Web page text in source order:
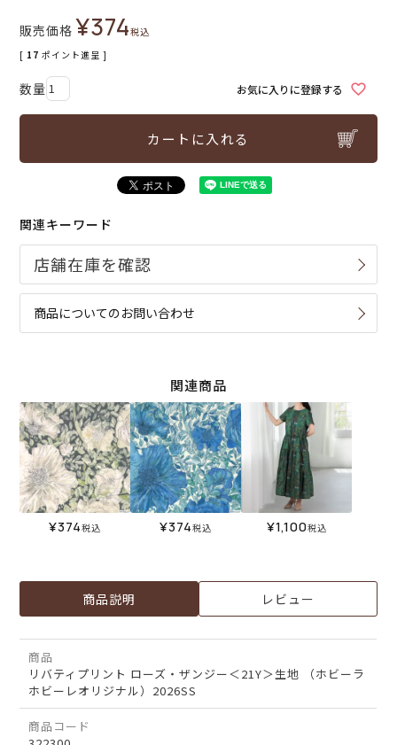
販売価格 ¥374税込
[ 17 ポイント進呈 ]
お気に入りに登録する
カートに入れる
関連キーワード
商品についてのお問い合わせ
関連商品
¥374税込 ¥374税込 ¥1,100税込
商品説明 レビュー
商品
リバティプリント ローズ・ザンジー＜21Y＞生地 （ホビーラ
ホビーレオリジナル）2026SS
商品コード